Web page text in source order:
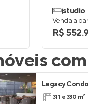
studio
Venda a
R$
Legacy
311 e 330 m²